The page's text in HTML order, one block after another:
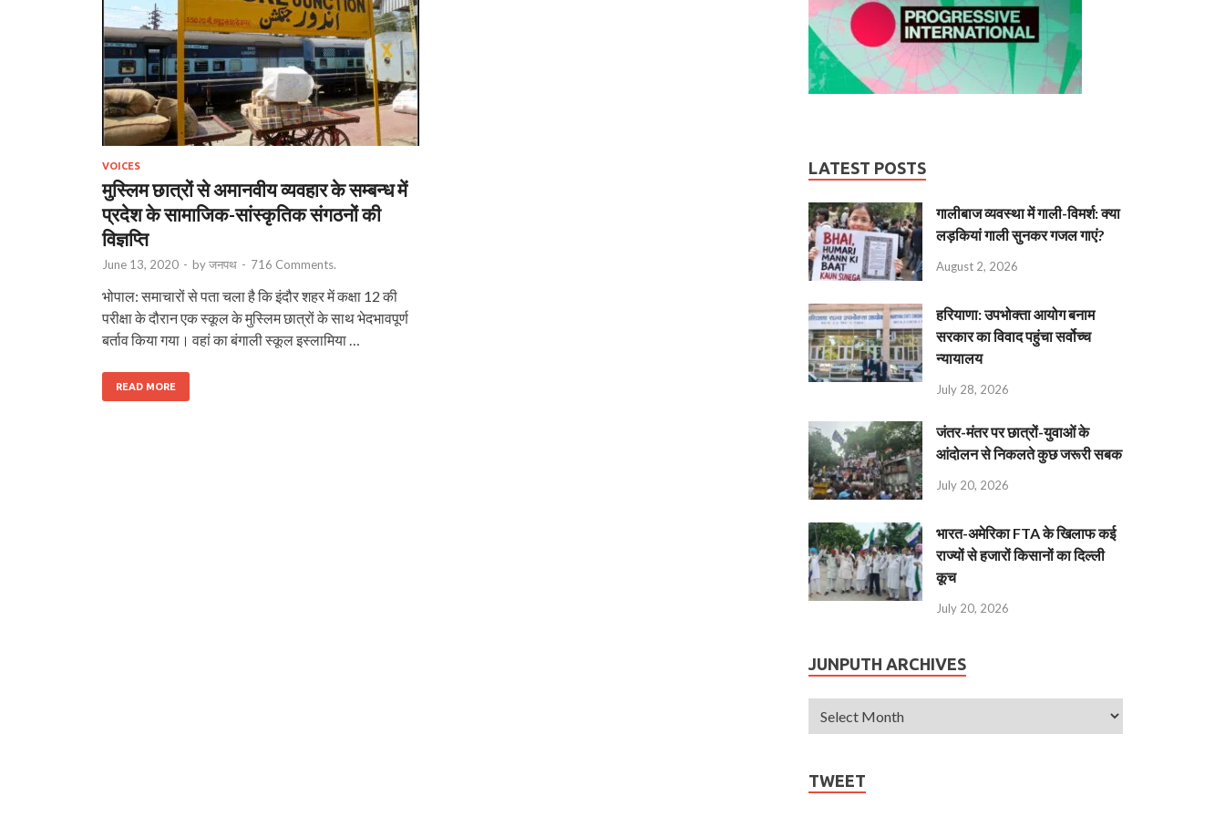
VOICES
मुस्लिम छात्रों से अमानवीय व्यवहार के सम्बन्ध में
प्रदेश के सामाजिक-सांस्कृतिक संगठनों की
विज्ञप्ति
June 13, 2020 - byजनपथ - 716 Comments.
भोपाल: समाचारों से पता चला है कि इंदौर शहर में कक्षा 12 की
परीक्षा के दौरान एक स्कूल के मुस्लिम छात्रों के साथ भेदभावपूर्ण
बर्ताव किया गया। वहां का बंगाली स्कूल इस्लामिया …
READ MORE
LATEST POSTS
गालीबाज व्‍यवस्‍था में गाली-विमर्श: क्या
लड़कियां गाली सुनकर गजल गाएं?
August 2, 2026
हरियाणा: उपभोक्ता आयोग बनाम
सरकार का विवाद पहुंचा सर्वोच्च
न्यायालय
July 28, 2026
जंतर-मंतर पर छात्रों-युवाओं के
आंदोलन से निकलते कुछ जरूरी सबक
July 20, 2026
भारत-अमेरिका FTA के खिलाफ कई
राज्यों से हजारों किसानों का दिल्ली
कूच
July 20, 2026
JUNPUTH ARCHIVES
TWEET